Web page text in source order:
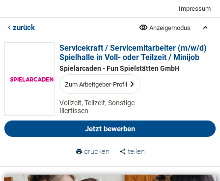
Impressum
zurück Anzeigemodus
Servicekraft / Servicemitarbeiter (m/w/d)
Spielhalle in Voll- oder Teilzeit / Minijob
Spielarcaden - Fun Spielstätten GmbH
Zum Arbeitgeber-Profil
Vollzeit, Teilzeit, Sonstige
Illertissen
Jetzt bewerben
drucken teilen